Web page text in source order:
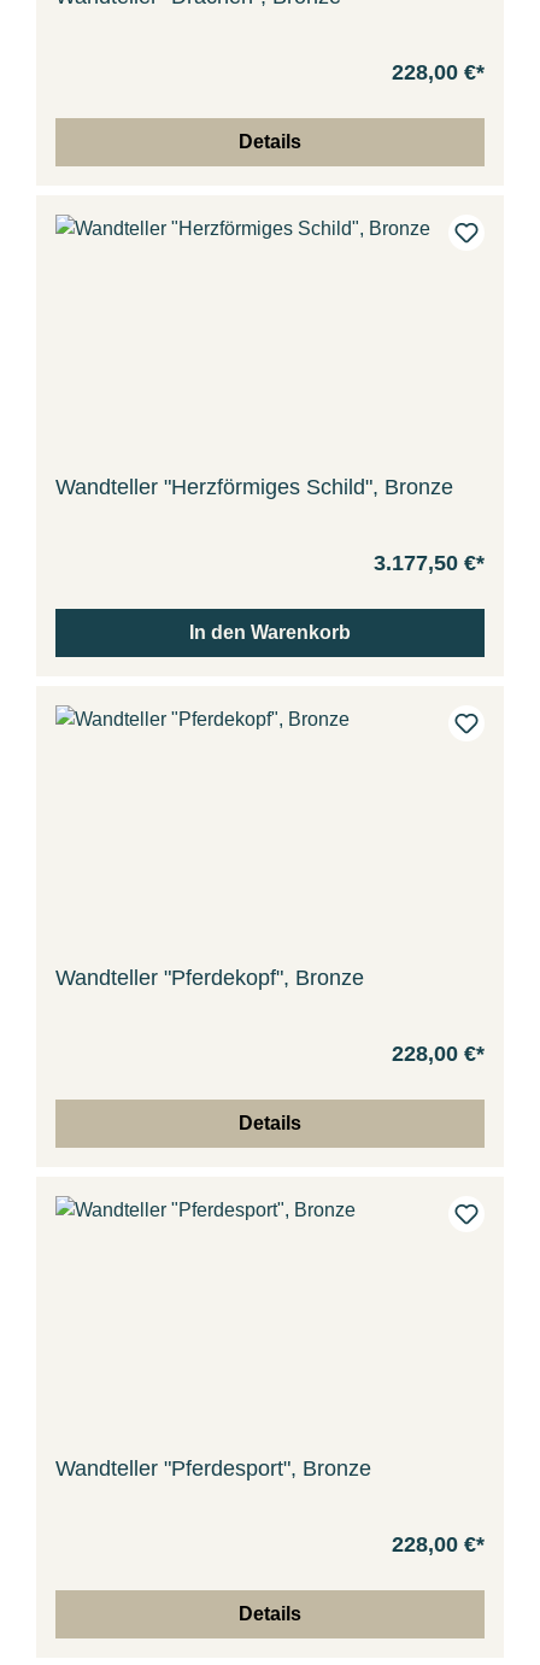
228,00 €*
Details
Wandteller "Herzförmiges Schild", Bronze
3.177,50 €*
In den Warenkorb
Wandteller "Pferdekopf", Bronze
228,00 €*
Details
Wandteller "Pferdesport", Bronze
228,00 €*
Details